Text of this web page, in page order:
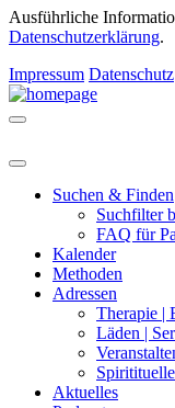
Ausführliche
Datenschutzerklärung.
Impressum Datenschutz
Suchen & Finden
Suchfilter
FAQ für
Kalender
Methoden
Adressen
Therapie |
Läden |
Aktuelles